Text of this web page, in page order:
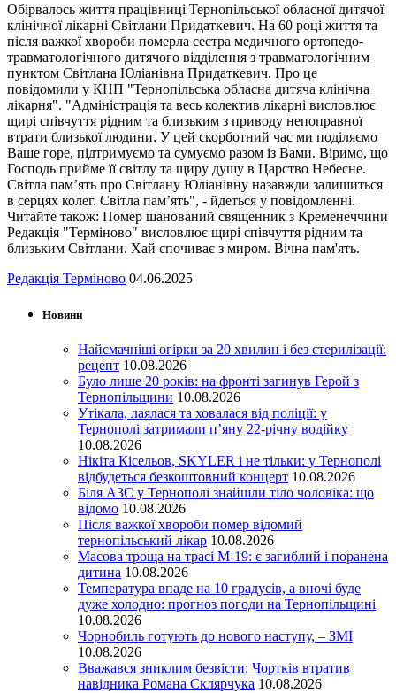
Обірвалось життя працівниці Тернопільської обласної дитячої
клінічної лікарні Світлани Придаткевич. На 60 році життя та
після важкої хвороби померла сестра медичного ортопедо-
травматологічного дитячого відділення з травматологічним
пунктом Світлана Юліанівна Придаткевич. Про це
повідомили у КНП "Тернопільська обласна дитяча клінічна
лікарня". "Адміністрація та весь колектив лікарні висловлює
щирі співчуття рідним та близьким з приводу непоправної
втрати близької людини. У цей скорботний час ми поділяємо
Ваше горе, підтримуємо та сумуємо разом із Вами. Віримо, що
Господь прийме її світлу та щиру душу в Царство Небесне.
Світла пам’ять про Світлану Юліанівну назавжди залишиться
в серцях колег. Світла пам’ять", - йдеться у повідомленні.
Читайте також: Помер шанований священник з Кременеччини
Редакція "Терміново" висловлює щирі співчуття рідним та
близьким Світлани. Хай спочиває з миром. Вічна пам'ять.
Редакція Терміново 04.06.2025
Новини
Найсмачніші огірки за 20 хвилин і без стерилізації:
рецепт 10.08.2026
Було лише 20 років: на фронті загинув Герой з
Тернопільщини 10.08.2026
Утікала, лаялася та ховалася від поліції: у
Тернополі затримали п’яну 22-річну водійку
10.08.2026
Нікіта Кісельов, SKYLER і не тільки: у Тернополі
відбудеться безкоштовний концерт 10.08.2026
Біля АЗС у Тернополі знайшли тіло чоловіка: що
відомо 10.08.2026
Після важкої хвороби помер відомий
тернопільський лікар 10.08.2026
Масова троща на трасі М-19: є загиблий і поранена
дитина 10.08.2026
Температура впаде на 10 градусів, а вночі буде
дуже холодно: прогноз погоди на Тернопільщині
10.08.2026
Чорнобиль готують до нового наступу, – ЗМІ
10.08.2026
Вважався зниклим безвісти: Чортків втратив
навідника Романа Склярчука 10.08.2026